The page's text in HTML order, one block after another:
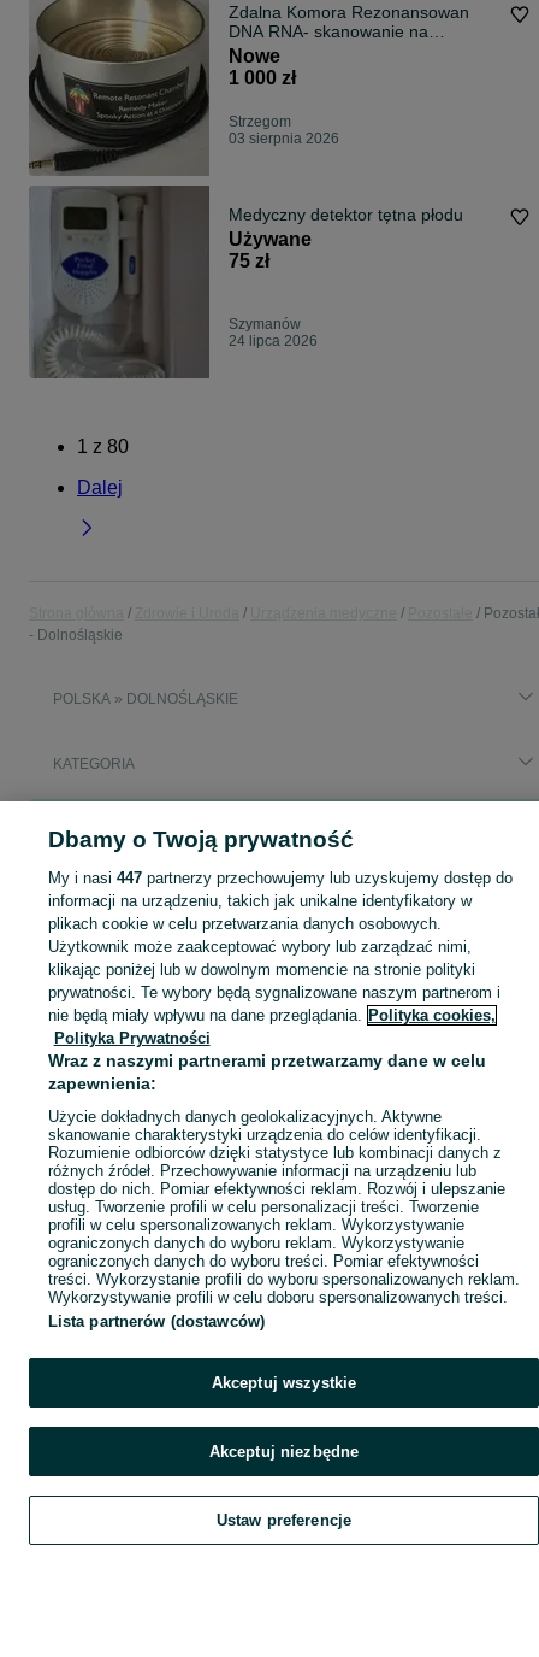
Zdalna Komora Rezonansowan
DNA RNA- skanowanie na
odległość.
Nowe
1 000 zł
Strzegom
03 sierpnia 2026
Medyczny detektor tętna płodu
Używane
75 zł
Szymanów
24 lipca 2026
1 z 80
Dalej
- Dolnośląskie
POLSKA » DOLNOŚLĄSKIE
KATEGORIA
autoclaw autoklaw
Sprzedaż pozostałych urządzeń medycznych Dolnośląskie ▶️ Koncentratory tlenu, lampy itd. ✅ Nowe i używane w atrakcyjnych cenach ☝ Znajdź oferty na OLX.pl!
Mapa kategorii
Mapa miejscowości
Mapa ministron
Popularne wyszukiwania
Szukaj Obserwujesz Dodaj Czat Konto
Dbamy o Twoją prywatność
My i nasi 447partnerzy przechowujemy lub uzyskujemy dostęp do
informacji na urządzeniu, takich jak unikalne identyfikatory w
plikach cookie w celu przetwarzania danych osobowych.
Użytkownik może zaakceptować wybory lub zarządzać nimi,
klikając poniżej lub w dowolnym momencie na stronie polityki
prywatności. Te wybory będą sygnalizowane naszym partnerom i
nie będą miały wpływu na dane przeglądania. Polityka cookies,
Polityka Prywatności
Wraz z naszymi partnerami przetwarzamy dane w celu
zapewnienia:
Użycie dokładnych danych geolokalizacyjnych. Aktywne
skanowanie charakterystyki urządzenia do celów identyfikacji.
Rozumienie odbiorców dzięki statystyce lub kombinacji danych z
różnych źródeł. Przechowywanie informacji na urządzeniu lub
dostęp do nich. Pomiar efektywności reklam. Rozwój i ulepszanie
usług. Tworzenie profili w celu personalizacji treści. Tworzenie
profili w celu spersonalizowanych reklam. Wykorzystywanie
ograniczonych danych do wyboru reklam. Wykorzystywanie
ograniczonych danych do wyboru treści. Pomiar efektywności
treści. Wykorzystanie profili do wyboru spersonalizowanych reklam.
Wykorzystywanie profili w celu doboru spersonalizowanych treści.
Lista partnerów (dostawców)
Akceptuj wszystkie
Akceptuj niezbędne
Ustaw preferencje